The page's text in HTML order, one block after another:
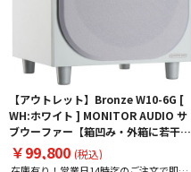
【アウトレット】Bronze W10-6G [
WH:ホワイト ] MONITOR AUDIO サ
ブウーファー【箱凹み・外箱に若干の
汚れ⇒限定アウトレット】
￥99,800 (税込)